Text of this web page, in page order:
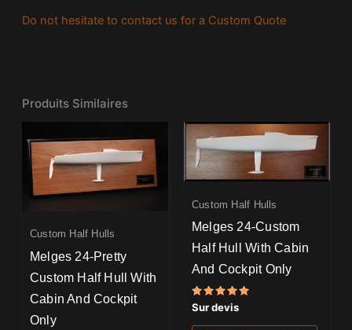
Do not hesitate to contact us for a Custom Quote
Produits Similaires
Custom Half Hulls
Melges 24-Pretty
Custom Half Hull With
Cabin And Cockpit
Only
Custom Half Hulls
Melges 24-Custom
Half Hull With Cabin
And Cockpit Only
Note
5.00
sur 5
Sur devis